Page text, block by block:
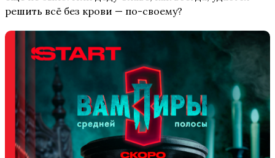
решить всё без крови — по-своему?